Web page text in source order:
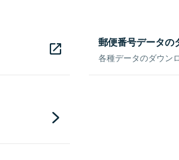
郵便番号データの
各種データのダウン